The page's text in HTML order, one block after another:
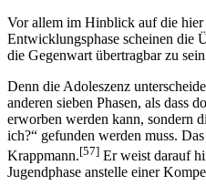
Vor allem im Hinblick auf die hier
Entwick­lungs­phase scheinen die
die Gegenwart über­tragbar zu
Denn die Adoleszenz
anderen sieben Phasen, als dass
erworben werden kann, sondern
ich?“ gefunden werden muss.
Krappmann.[57] Er weist darauf
Jugendphase anstelle einer